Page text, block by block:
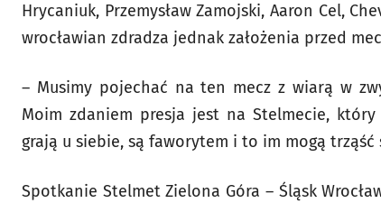
Hrycaniuk, Przemysław Zamojski, Aaron Cel,
wrocławian zdradza jednak założenia przed
– Musimy pojechać na ten mecz z wiarą w
Moim zdaniem presja jest na Stelmecie,
grają u siebie, są faworytem i to im mogą
Spotkanie Stelmet Zielona Góra – Śląsk